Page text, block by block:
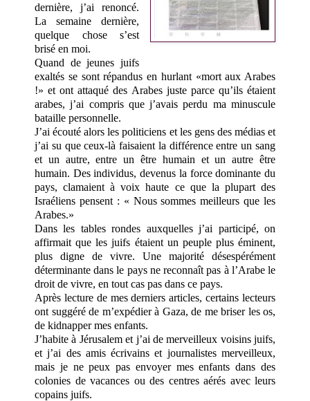
dernière, j’ai renoncé.
La semaine dernière,
quelque chose s’est
brisé en moi.
Quand de jeunes juifs
exaltés se sont répandus en hurlant «mort aux Arabes
!» et ont attaqué des Arabes juste parce qu’ils étaient
arabes, j’ai compris que j’avais perdu ma minuscule
bataille personnelle.
J’ai écouté alors les politiciens et les gens des médias et
j’ai su que ceux-là faisaient la différence entre un sang
et un autre, entre un être humain et un autre être
humain. Des individus, devenus la force dominante du
pays, clamaient à voix haute ce que la plupart des
Israéliens pensent : « Nous sommes meilleurs que les
Arabes.»
Dans les tables rondes auxquelles j’ai participé, on
affirmait que les juifs étaient un peuple plus éminent,
plus digne de vivre. Une majorité désespérément
déterminante dans le pays ne reconnaît pas à l’Arabe le
droit de vivre, en tout cas pas dans ce pays.
Après lecture de mes derniers articles, certains lecteurs
ont suggéré de m’expédier à Gaza, de me briser les os,
de kidnapper mes enfants.
J’habite à Jérusalem et j’ai de merveilleux voisins juifs,
et j’ai des amis écrivains et journalistes merveilleux,
mais je ne peux pas envoyer mes enfants dans des
colonies de vacances ou des centres aérés avec leurs
copains juifs.